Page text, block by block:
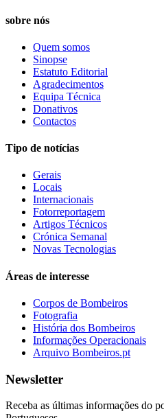
sobre nós
Quem somos
Sinopse
Estatuto Editorial
Agradecimentos
Equipa Técnica
Donativos
Contactos
Tipo de notícias
Gerais
Locais
Internacionais
Fotorreportagem
Artigos Técnicos
Crónica Semanal
Novas Tecnologias
Áreas de interesse
Corpos de Bombeiros
Fotografia
História dos Bombeiros
Informações Operacionais
Arquivo Bombeiros.pt
Newsletter
Receba as últimas informações do